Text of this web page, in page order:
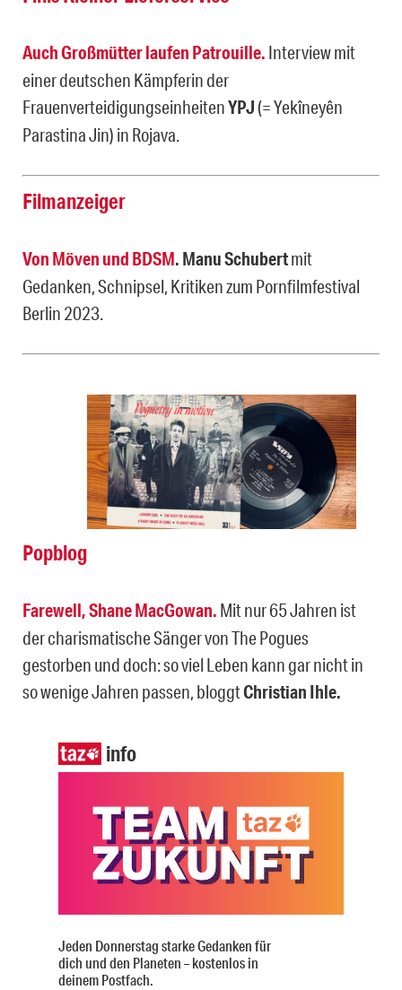
Auch Großmütter laufen Patrouille. Interview mit
einer deutschen Kämpferin der
FrauenverteidigungseinheitenYPJ(= Yekîneyên
Parastina Jin) in Rojava.
Filmanzeiger
Von Möven und BDSM. Manu Schubertmit
Gedanken, Schnipsel, Kritiken zum Pornfilmfestival
Berlin 2023.
Popblog
Farewell, Shane MacGowan. Mit nur 65 Jahren ist
der charismatische Sänger von The Pogues
gestorben und doch: so viel Leben kann gar nicht in
so wenige Jahren passen, bloggtChristian Ihle.
info
Jeden Donnerstag starke Gedanken für
dich und den Planeten – kostenlos in
deinem Postfach.